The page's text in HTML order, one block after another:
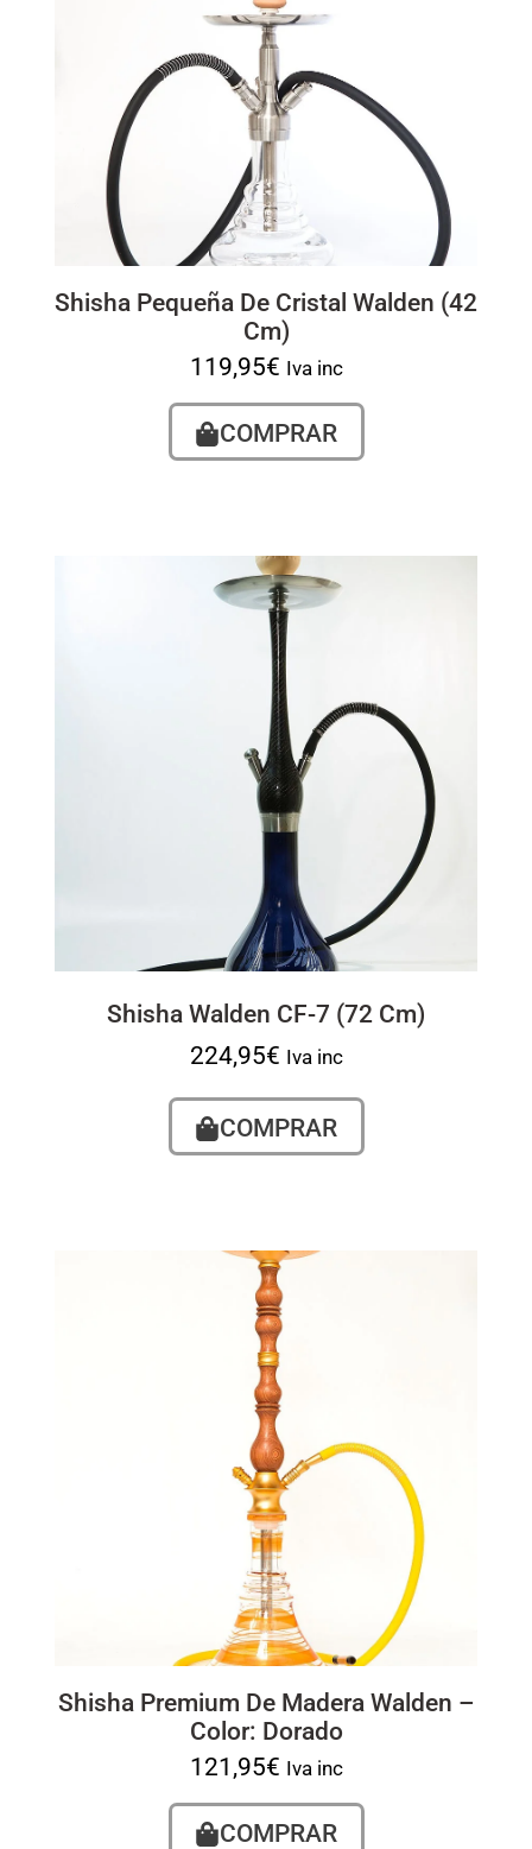
Shisha Pequeña De Cristal Walden (42
Cm)
119,95€ Iva inc
COMPRAR
Shisha Walden CF-7 (72 Cm)
224,95€ Iva inc
COMPRAR
Shisha Premium De Madera Walden –
Color: Dorado
121,95€ Iva inc
COMPRAR